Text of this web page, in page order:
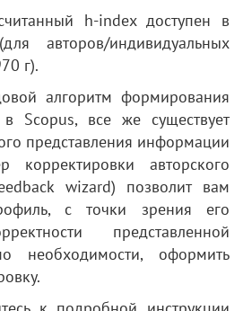
h-index доступен в
авторов/индивидуальных
г).
алгоритм формирования
Scopus, все же существует
представления информации
авторского
wizard) позволит вам
с точки зрения его
представленной
необходимости, оформить